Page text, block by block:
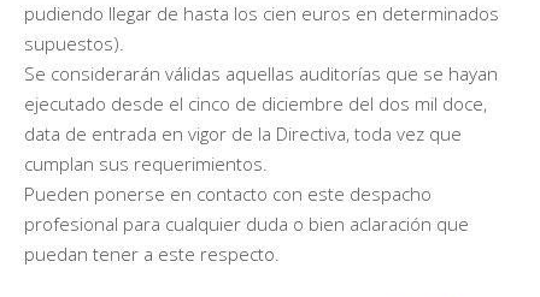
pudiendo llegar de hasta los cien euros en determinados
supuestos).
Se considerarán válidas aquellas auditorías que se hayan
ejecutado desde el cinco de diciembre del dos mil doce,
data de entrada en vigor de la Directiva, toda vez que
cumplan sus requerimientos.
Pueden ponerse en contacto con este despacho
profesional para cualquier duda o bien aclaración que
puedan tener a este respecto.